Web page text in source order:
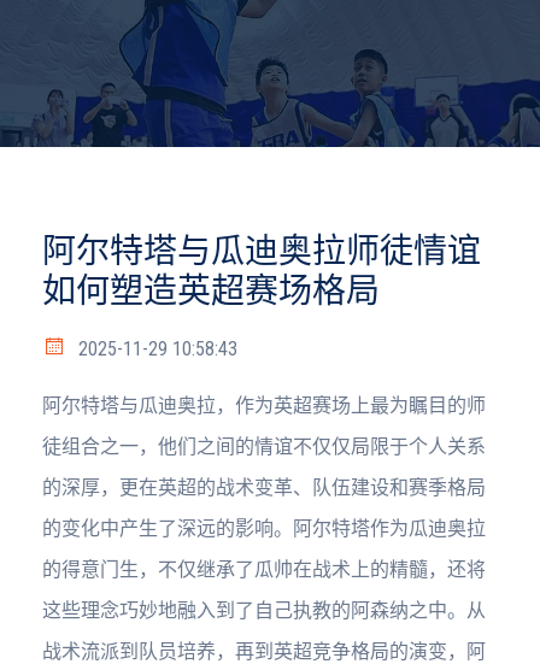
阿尔特塔与瓜迪奥拉师徒情谊
如何塑造英超赛场格局
2025-11-29 10:58:43
阿尔特塔与瓜迪奥拉，作为英超赛场上最为瞩目的师
徒组合之一，他们之间的情谊不仅仅局限于个人关系
的深厚，更在英超的战术变革、队伍建设和赛季格局
的变化中产生了深远的影响。阿尔特塔作为瓜迪奥拉
的得意门生，不仅继承了瓜帅在战术上的精髓，还将
这些理念巧妙地融入到了自己执教的阿森纳之中。从
战术流派到队员培养，再到英超竞争格局的演变，阿